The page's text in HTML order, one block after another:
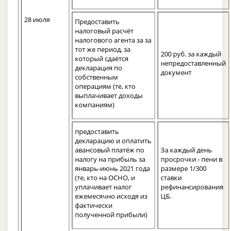
28 июля
Предоставить
налоговый расчёт
налогового агента за за
тот же период, за
который сдаётся
декларация по
собственным
операциям (те, кто
выплачивает доходы
компаниям)
200 руб. за каждый
непредоставленный
документ
предоставить
декларацию и оплатить
авансовый платёж по
налогу на прибыль за
январь-июнь 2021 года
(те, кто на ОСНО, и
уплачивает налог
ежемесячно исходя из
фактически
полученной прибыли)
За каждый день
просрочки - пени в
размере 1/300
ставки
рефинансирования
ЦБ.